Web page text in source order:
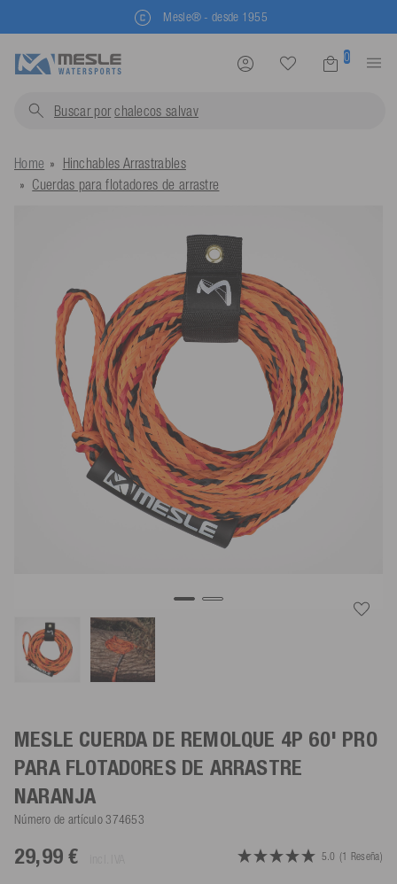
Mesle® - desde 1955
0
Buscar por chalecos salvavidas..
Home
Hinchables Arrastrables
Cuerdas para flotadores de arrastre
MESLE CUERDA DE REMOLQUE 4P 60' PRO
PARA FLOTADORES DE ARRASTRE
NARANJA
Número de artículo 374653
29,99 € 5.0 (1 Reseña)